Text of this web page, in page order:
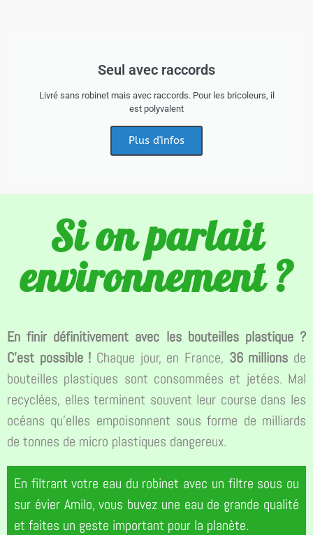
Seul avec raccords
Livré sans robinet mais avec raccords. Pour les bricoleurs, il
est polyvalent
Plus d'infos
Si on parlait
environnement ?
En finir définitivement avec les bouteilles plastique ?
C’est possible ! Chaque jour, en France, 36 millions de
bouteilles plastiques sont consommées et jetées. Mal
recyclées, elles terminent souvent leur course dans les
océans qu’elles empoisonnent sous forme de milliards
de tonnes de micro plastiques dangereux.
En filtrant votre eau du robinet avec un filtre sous ou
sur évier Amilo, vous buvez une eau de grande qualité
et faites un geste important pour la planète.